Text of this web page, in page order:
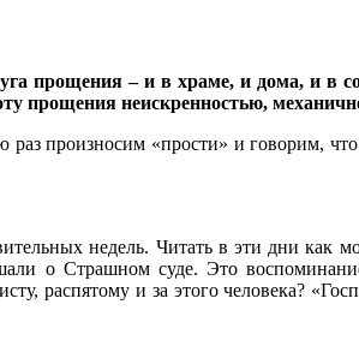
прощения – и в храме, и дома, и в
прощения неискренностью,
произносим «прости» и говорим,
недель. Читать в эти дни как
о Страшном суде. Это
распятому и за этого человека?